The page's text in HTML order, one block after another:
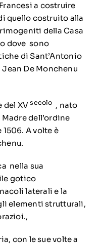
a costruire
quello costruito alla
della Casa
dove sono
di Sant’Antonio
De Monchenu
del XVsecolo , nato
dell’ordine
A volte è
nella sua
gotico
laterali e la
elementi strutturali,
con le sue volte a